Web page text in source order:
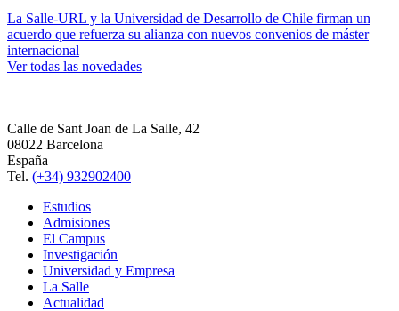
La Salle-URL y la Universidad de Desarrollo de Chile firman un
acuerdo que refuerza su alianza con nuevos convenios de máster
internacional
Ver todas las novedades
Calle de Sant Joan de La Salle, 42
08022 Barcelona
España
Tel. (+34) 932902400
Estudios
Admisiones
El Campus
Investigación
Universidad y Empresa
La Salle
Actualidad